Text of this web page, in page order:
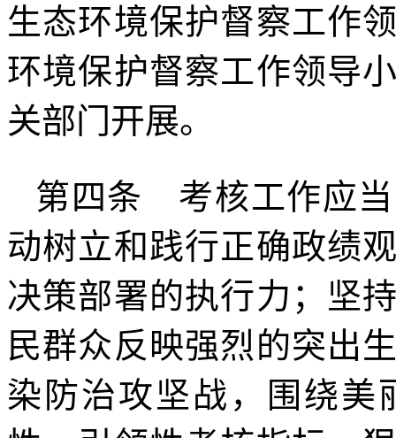
生态环境保护督察工作
环境保护督察工作领导
关部门开展。
第四条 考核工作应当
动树立和践行正确政绩
决策部署的执行力；坚
民群众反映强烈的突出
染防治攻坚战，围绕美